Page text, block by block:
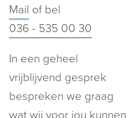
Mail of bel
036 - 535 00 30
In een geheel
vrijblijvend gesprek
bespreken we graag
wat wij voor jou kunnen